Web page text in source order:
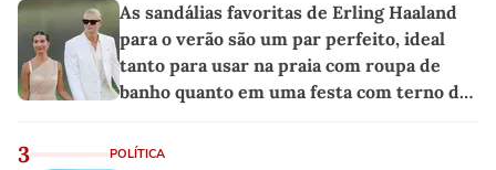
As sandálias favoritas de Erling Haaland
para o verão são um par perfeito, ideal
tanto para usar na praia com roupa de
banho quanto em uma festa com terno de
3 POLÍTICA